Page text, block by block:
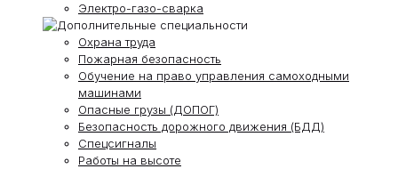
Электро-газо-сварка
Охрана труда
Пожарная безопасность
Обучение на право управления самоходными
машинами
Опасные грузы (ДОПОГ)
Безопасность дорожного движения (БДД)
Спецсигналы
Работы на высоте